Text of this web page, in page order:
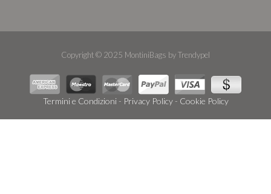
Copyright © 2025 MontiniBags by Trendypel
Termini e Condizioni- Privacy Policy- Cookie Policy